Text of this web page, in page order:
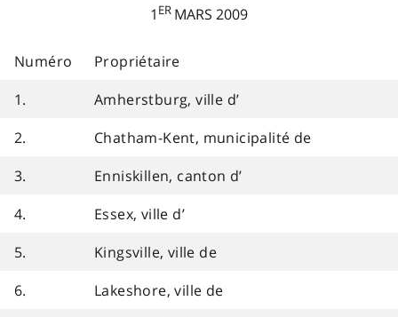
1 ER MARS 2009
Numéro
Propriétaire
1.
Amherstburg, ville d’
2.
Chatham-Kent, municipalité de
3.
Enniskillen, canton d’
4.
Essex, ville d’
5.
Kingsville, ville de
6.
Lakeshore, ville de